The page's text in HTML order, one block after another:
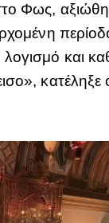
Φως,
και
κατέληξε